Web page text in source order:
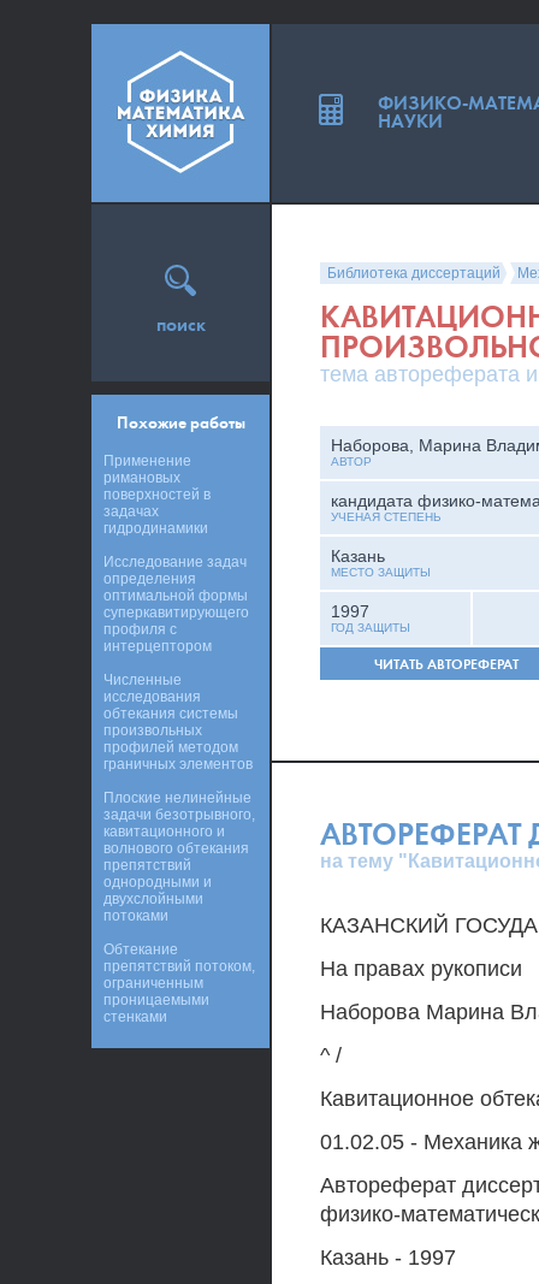
Библиотека диссертаций
тема автореферата
Наборова, Марина
АВТОР
кандидата физико-
УЧЕНАЯ СТЕПЕНЬ
Казань
МЕСТО ЗАЩИТЫ
1997
ГОД ЗАЩИТЫ
ЧИТАТЬ АВТОРЕФЕРАТ
АВТОРЕФЕРАТ
на тему
КАЗАНСКИЙ
На правах рукописи
Наборова Марина
^ /
Кавитационное
01.02.05 - Механика
Автореферат
физико-
Казань - 1997
поиск
Похожие работы
Применение
римановых
поверхностей в
задачах
гидродинамики
Исследование задач
определения
оптимальной формы
суперкавитирующего
профиля с
интерцептором
Численные
исследования
обтекания системы
произвольных
профилей методом
граничных элементов
Плоские нелинейные
задачи безотрывного,
кавитационного и
волнового обтекания
препятствий
однородными и
двухслойными
потоками
Обтекание
препятствий потоком,
ограниченным
проницаемыми
стенками
ФИЗИКО-
НАУКИ